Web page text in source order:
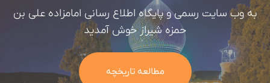
به وب سایت رسمی و پایگاه اطلاع رسانی امامزاده على بن
حمزه شیراز خوش آمدید
مطالعه تاریخچه